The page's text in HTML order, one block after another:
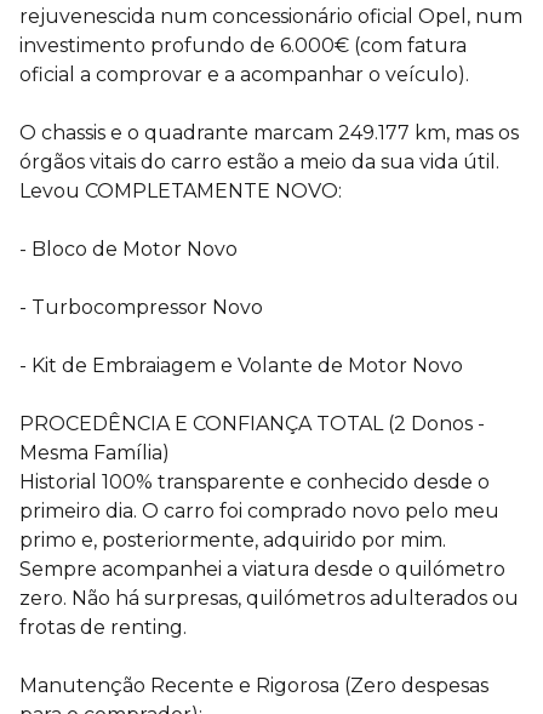
rejuvenescida num concessionário oficial Opel, num
investimento profundo de 6.000€ (com fatura
oficial a comprovar e a acompanhar o veículo).
O chassis e o quadrante marcam 249.177 km, mas os
órgãos vitais do carro estão a meio da sua vida útil.
Levou COMPLETAMENTE NOVO:
- Bloco de Motor Novo
- Turbocompressor Novo
- Kit de Embraiagem e Volante de Motor Novo
PROCEDÊNCIA E CONFIANÇA TOTAL (2 Donos -
Mesma Família)
Historial 100% transparente e conhecido desde o
primeiro dia. O carro foi comprado novo pelo meu
primo e, posteriormente, adquirido por mim.
Sempre acompanhei a viatura desde o quilómetro
zero. Não há surpresas, quilómetros adulterados ou
frotas de renting.
Manutenção Recente e Rigorosa (Zero despesas